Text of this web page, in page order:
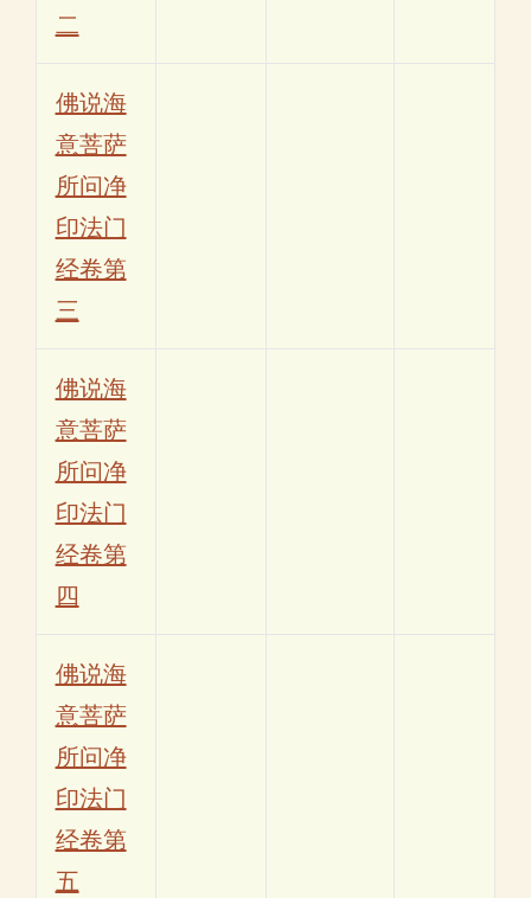
二
佛说海
意菩萨
所问净
印法门
经卷第
三
佛说海
意菩萨
所问净
印法门
经卷第
四
佛说海
意菩萨
所问净
印法门
经卷第
五